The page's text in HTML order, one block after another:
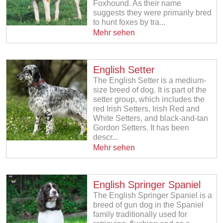
Foxhound. As their name
suggests they were primarily bred
to hunt foxes by tra...
Mehr sehen
English Setter
The English Setter is a medium-
size breed of dog. It is part of the
setter group, which includes the
red Irish Setters, Irish Red and
White Setters, and black-and-tan
Gordon Setters. It has been
descr...
Mehr sehen
English Springer Spaniel
The English Springer Spaniel is a
breed of gun dog in the Spaniel
family traditionally used for